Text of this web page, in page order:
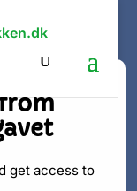
get access to